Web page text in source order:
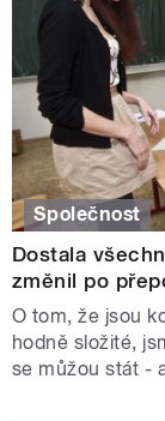
Společnost
Dostala
změnil po
O tom, že jsou
hodně složité,
se můžou stát -